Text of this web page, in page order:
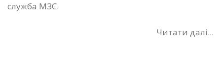
служба МЗС.
Читати далі...